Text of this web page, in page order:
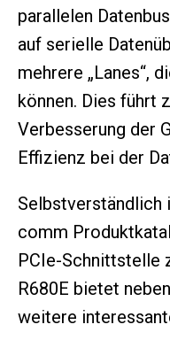
parallelen
auf serielle
mehrere „Lanes“,
können. Dies führt
Verbesserung der
Effizienz bei der
Selbstverständlich
comm
PCIe-Schnittstelle
R680E bietet
weitere